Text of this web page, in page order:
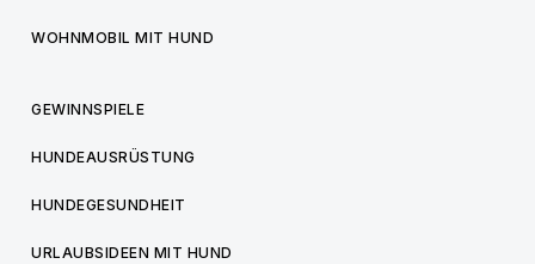
WOHNMOBIL MIT HUND
GEWINNSPIELE
HUNDEAUSRÜSTUNG
HUNDEGESUNDHEIT
URLAUBSIDEEN MIT HUND